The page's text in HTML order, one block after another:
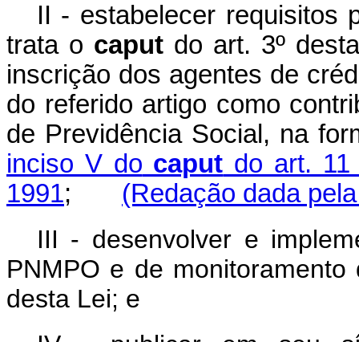
II - estabelecer requisitos
trata o caput do art. 3º
inscrição dos agentes de
do referido artigo como
de Previdência Social, na
inciso V do caput do art.
1991; (Redação dada
III - desenvolver e
PNMPO e de
desta Lei; e